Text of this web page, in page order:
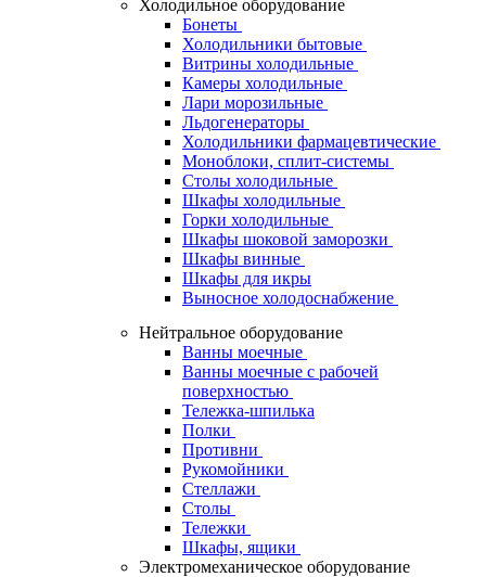
Холодильное оборудование
Бонеты
Холодильники бытовые
Витрины холодильные
Камеры холодильные
Лари морозильные
Льдогенераторы
Холодильники фармацевтические
Моноблоки, сплит-системы
Столы холодильные
Шкафы холодильные
Горки холодильные
Шкафы шоковой заморозки
Шкафы винные
Шкафы для икры
Выносное холодоснабжение
Нейтральное оборудование
Ванны моечные
Ванны моечные с рабочей
поверхностью
Тележка-шпилька
Полки
Противни
Рукомойники
Стеллажи
Столы
Тележки
Шкафы, ящики
Электромеханическое оборудование